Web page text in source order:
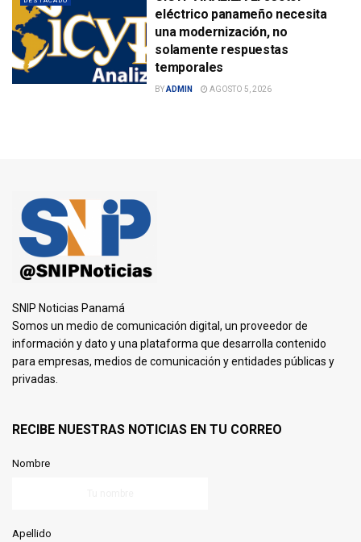
eléctrico panameño necesita
una modernización, no
solamente respuestas
temporales
BYADMIN AGOSTO 5, 2026
SNIP Noticias Panamá
Somos un medio de comunicación digital, un proveedor de
información y dato y una plataforma que desarrolla contenido
para empresas, medios de comunicación y entidades públicas y
privadas.
RECIBE NUESTRAS NOTICIAS EN TU CORREO
Nombre
Apellido